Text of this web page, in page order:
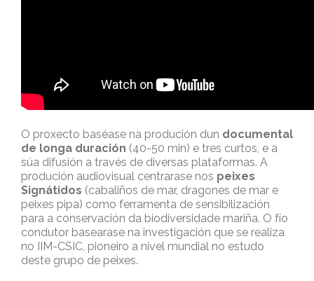
O proxecto baséase na produción dun documental
de longa duración (40-50 min) e tres curtos, e a
súa difusión a través de diversas plataformas. A
produción audiovisual centrarase nos peixes
Signátidos (cabaliños de mar, dragones de mar e
peixes pipa) como ferramenta de sensibilización
para a conservación da biodiversidade mariña. O fío
condutor basearase na investigación que se realiza
no IIM-CSIC, pioneiro a nivel mundial no estudo
deste grupo de peixes.